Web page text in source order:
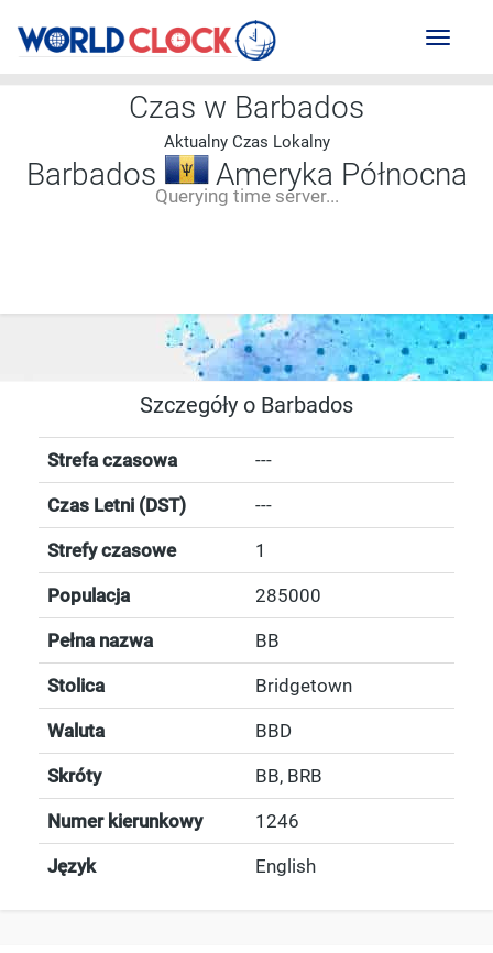
Toggle
Czas w Barbados
Aktualny Czas Lokalny
Barbados Ameryka Północna
Querying time server...
Szczegóły o Barbados
Strefa czasowa ---
Czas Letni (DST) ---
Strefy czasowe 1
Populacja 285000
Pełna nazwa BB
Stolica Bridgetown
Waluta BBD
Skróty BB, BRB
Numer kierunkowy 1246
Język English